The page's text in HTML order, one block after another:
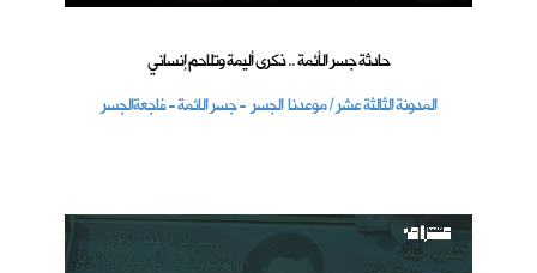
حادثة جسر الأئمة .. ذكرى أليمة وتلاحم إنساني
المدونة الثالثة عشر / موعدنا الجسر - جسر الائمة - فاجعةالجسر